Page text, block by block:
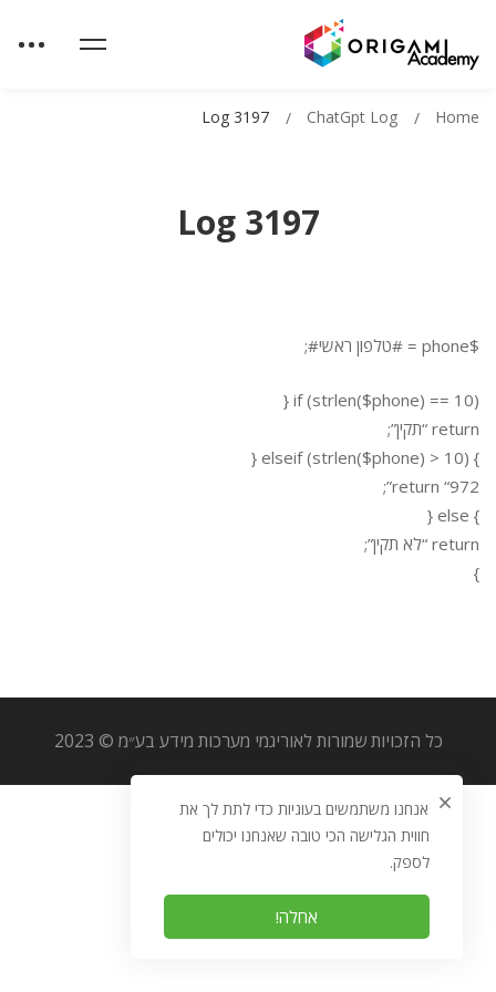
Log 3197
Home
ChatGpt Log
Log 3197
$phone = #טלפון ראשי#;
if (strlen($phone) == 10) {
return “תקין”;
} elseif (strlen($phone) > 10) {
return “972”;
} else {
return “לא תקין”;
}
כל הזכויות שמורות לאוריגמי מערכות מידע בע״מ © 2023
אנחנו משתמשים בעוגיות כדי לתת לך את
חווית הגלישה הכי טובה שאנחנו יכולים
לספק.
אחלה!